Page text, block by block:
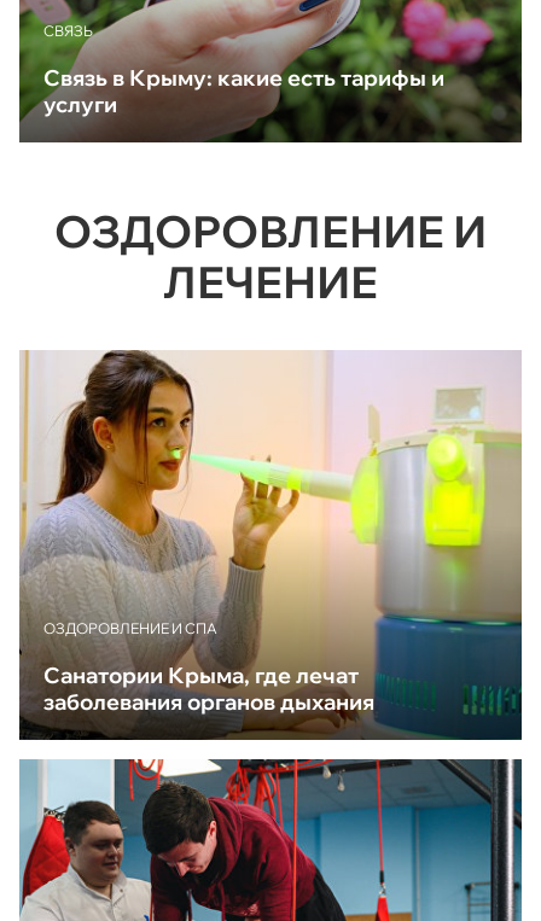
CВЯЗЬ
Связь в Крыму: какие есть тарифы и
услуги
ОЗДОРОВЛЕНИЕ И
ЛЕЧЕНИЕ
ОЗДОРОВЛЕНИЕ И СПА
Санатории Крыма, где лечат
заболевания органов дыхания